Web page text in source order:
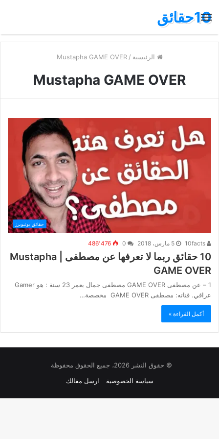
القائمة10حقائق
الرئيسية /
Mustapha GAME OVER
Mustapha GAME OVER
حقائق يوتيوبرز
5 مارس، 2018 486٬476
10 حقائق ربما لا تعرفها عن مصطفى | Mustapha
GAME OVER
1 – عن مصطفى GAME OVER مصطفى جمال بعمر 23 سنة : هو Gamer
عراقي. قناته: مصطفى GAME OVER مخصصة…
أكمل القراءة »
© حقوق النشر 2026، جميع الحقوق محفوظة
سياسة الخصوصية
ارسل مقالك